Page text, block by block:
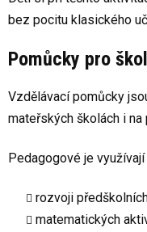
bez pocitu klasického
Pomůcky pro
Vzdělávací pomůcky
mateřských školách i
Pedagogové je
rozvoji
matematických